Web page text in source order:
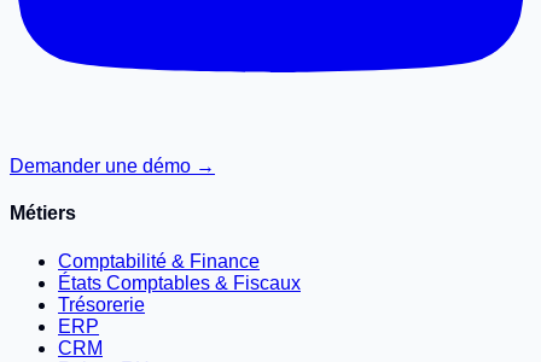
Demander une démo →
Métiers
Comptabilité & Finance
États Comptables & Fiscaux
Trésorerie
ERP
CRM